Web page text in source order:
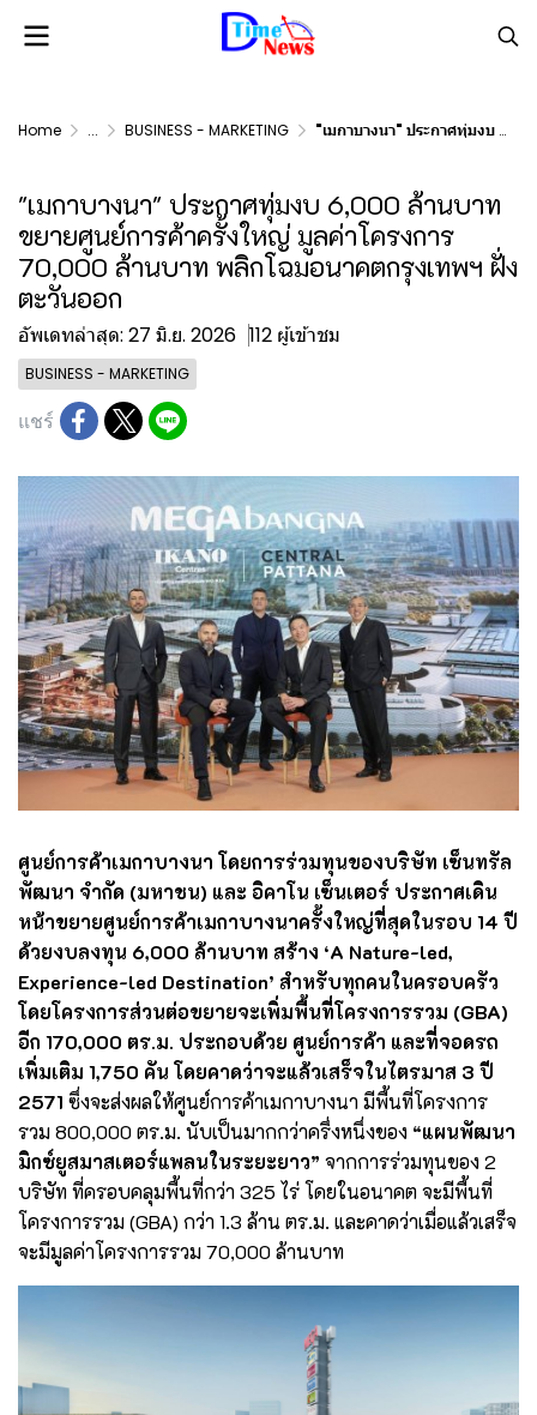
Home ... BUSINESS - MARKETING "เมกาบางนา" ประกาศทุ่มงบ 6,000 ล้านบาท ขยายศูนย์การค้าครั้งใหญ่ มูลค่าโครงการ 70,000 ล้านบาท พลิกโฉมอนาคตกรุงเทพฯ ฝั่งตะวันออก
"เมกาบางนา" ประกาศทุ่มงบ 6,000 ล้านบาท
ขยายศูนย์การค้าครั้งใหญ่ มูลค่าโครงการ
70,000 ล้านบาท พลิกโฉมอนาคตกรุงเทพฯ ฝั่ง
ตะวันออก
อัพเดทล่าสุด: 27 มิ.ย. 2026 112 ผู้เข้าชม
BUSINESS - MARKETING
แชร์
ศูนย์การค้าเมกาบางนา โดยการร่วมทุนของบริษัท เซ็นทรัล
พัฒนา จำกัด (มหาชน) และ อิคาโน เซ็นเตอร์ ประกาศเดิน
หน้าขยายศูนย์การค้าเมกาบางนาครั้งใหญ่ที่สุดในรอบ 14 ปี
ด้วยงบลงทุน 6,000 ล้านบาท สร้าง ‘A Nature-led,
Experience-led Destination’ สำหรับทุกคนในครอบครัว
โดยโครงการส่วนต่อขยายจะเพิ่มพื้นที่โครงการรวม (GBA)
อีก 170,000 ตร.ม. ประกอบด้วย ศูนย์การค้า และที่จอดรถ
เพิ่มเติม 1,750 คัน โดยคาดว่าจะแล้วเสร็จในไตรมาส 3 ปี
2571 ซึ่งจะส่งผลให้ศูนย์การค้าเมกาบางนา มีพื้นที่โครงการ
รวม 800,000 ตร.ม. นับเป็นมากกว่าครึ่งหนึ่งของ “แผนพัฒนา
มิกซ์ยูสมาสเตอร์แพลนในระยะยาว” จากการร่วมทุนของ 2
บริษัท ที่ครอบคลุมพื้นที่กว่า 325 ไร่ โดยในอนาคต จะมีพื้นที่
โครงการรวม (GBA) กว่า 1.3 ล้าน ตร.ม. และคาดว่าเมื่อแล้วเสร็จ
จะมีมูลค่าโครงการรวม 70,000 ล้านบาท